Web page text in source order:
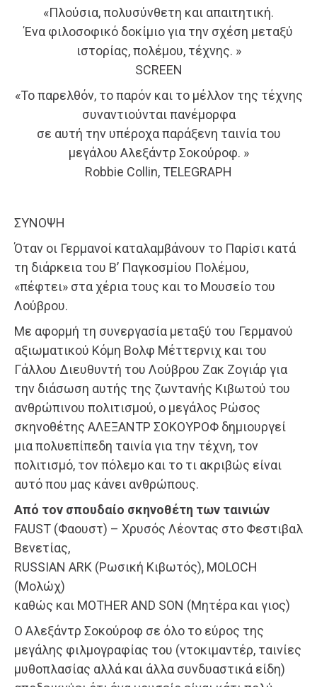
«Πλούσια, πολυσύνθετη και απαιτητική.
Ένα φιλοσοφικό δοκίμιο για την σχέση μεταξύ
ιστορίας, πολέμου, τέχνης. »
SCREEN
«Το παρελθόν, το παρόν και το μέλλον της τέχνης
συναντιούνται πανέμορφα
σε αυτή την υπέροχα παράξενη ταινία του
μεγάλου Αλεξάντρ Σοκούροφ. »
Robbie Collin, TELEGRAPH
ΣΥΝΟΨΗ
Όταν οι Γερμανοί καταλαμβάνουν το Παρίσι κατά
τη διάρκεια του Β’ Παγκοσμίου Πολέμου,
«πέφτει» στα χέρια τους και το Μουσείο του
Λούβρου.
Με αφορμή τη συνεργασία μεταξύ του Γερμανού
αξιωματικού Κόμη Βολφ Μέττερνιχ και του
Γάλλου Διευθυντή του Λούβρου Ζακ Ζογιάρ για
την διάσωση αυτής της ζωντανής Κιβωτού του
ανθρώπινου πολιτισμού, ο μεγάλος Ρώσος
σκηνοθέτης ΑΛΕΞΑΝΤΡ ΣΟΚΟΥΡΟΦ δημιουργεί
μια πολυεπίπεδη ταινία για την τέχνη, τον
πολιτισμό, τον πόλεμο και το τι ακριβώς είναι
αυτό που μας κάνει ανθρώπους.
Από τον σπουδαίο σκηνοθέτη των ταινιών
FAUST (Φαουστ) – Χρυσός Λέοντας στο Φεστιβαλ
Βενετίας,
RUSSIAN ARK (Ρωσική Κιβωτός), MOLOCH
(Μολώχ)
καθώς και MOTHER AND SON (Μητέρα και γιος)
Ο Αλεξάντρ Σοκούροφ σε όλο το εύρος της
μεγάλης φιλμογραφίας του (ντοκιμαντέρ, ταινίες
μυθοπλασίας αλλά και άλλα συνδυαστικά είδη)